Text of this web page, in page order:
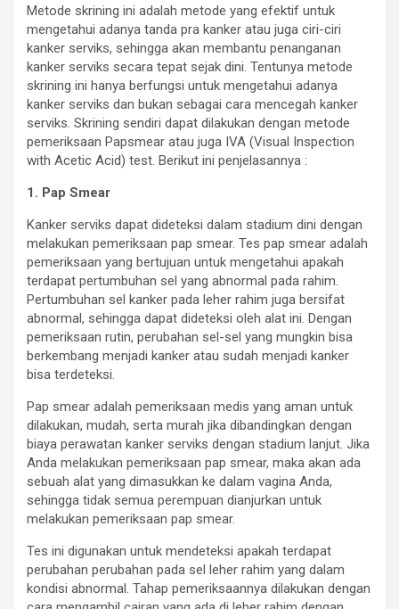
Metode skrining ini adalah metode yang efektif untuk
mengetahui adanya tanda pra kanker atau juga ciri-ciri
kanker serviks, sehingga akan membantu penanganan
kanker serviks secara tepat sejak dini. Tentunya metode
skrining ini hanya berfungsi untuk mengetahui adanya
kanker serviks dan bukan sebagai cara mencegah kanker
serviks. Skrining sendiri dapat dilakukan dengan metode
pemeriksaan Papsmear atau juga IVA (Visual Inspection
with Acetic Acid) test. Berikut ini penjelasannya :
1. Pap Smear
Kanker serviks dapat dideteksi dalam stadium dini dengan
melakukan pemeriksaan pap smear. Tes pap smear adalah
pemeriksaan yang bertujuan untuk mengetahui apakah
terdapat pertumbuhan sel yang abnormal pada rahim.
Pertumbuhan sel kanker pada leher rahim juga bersifat
abnormal, sehingga dapat dideteksi oleh alat ini. Dengan
pemeriksaan rutin, perubahan sel-sel yang mungkin bisa
berkembang menjadi kanker atau sudah menjadi kanker
bisa terdeteksi.
Pap smear adalah pemeriksaan medis yang aman untuk
dilakukan, mudah, serta murah jika dibandingkan dengan
biaya perawatan kanker serviks dengan stadium lanjut. Jika
Anda melakukan pemeriksaan pap smear, maka akan ada
sebuah alat yang dimasukkan ke dalam vagina Anda,
sehingga tidak semua perempuan dianjurkan untuk
melakukan pemeriksaan pap smear.
Tes ini digunakan untuk mendeteksi apakah terdapat
perubahan perubahan pada sel leher rahim yang dalam
kondisi abnormal. Tahap pemeriksaannya dilakukan dengan